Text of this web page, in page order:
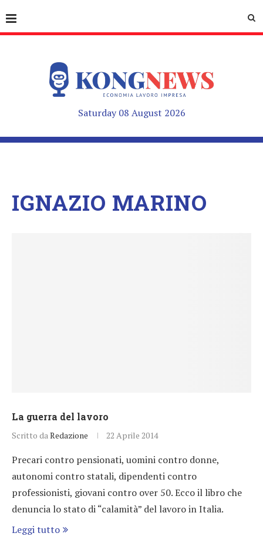
Saturday 08 August 2026
IGNAZIO MARINO
La guerra del lavoro
Scritto da Redazione 22 Aprile 2014
Precari contro pensionati, uomini contro donne,
autonomi contro statali, dipendenti contro
professionisti, giovani contro over 50. Ecco il libro che
denuncia lo stato di “calamità” del lavoro in Italia.
Leggi tutto